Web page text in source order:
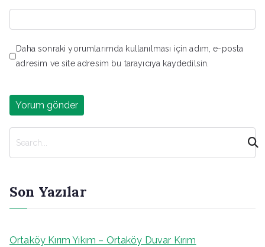
Daha sonraki yorumlarımda kullanılması için adım, e-posta
adresim ve site adresim bu tarayıcıya kaydedilsin.
Son Yazılar
Ortaköy Kırım Yıkım – Ortaköy Duvar Kırım